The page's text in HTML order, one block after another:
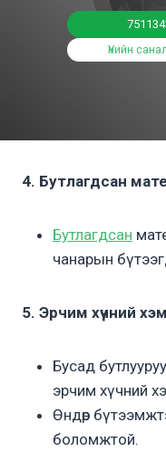
Үнийн
4. Бутлагдсан
Бутлагдсан
чанарын
5. Эрчим хүчний
Бусад
эрчим хүчний
Өндөр
боломжтой.